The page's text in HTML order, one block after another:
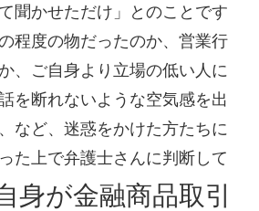
聞かせただけ」とのことです
程度の物だったのか、営業行
、ご自身より立場の低い人に
を断れないような空気感を出
など、迷惑をかけた方たちに
た上で弁護士さんに判断して
身が金融商品取引